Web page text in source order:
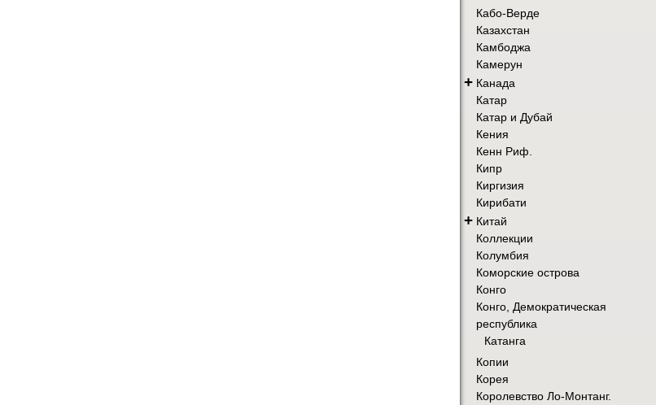
Кабо-Верде
Казахстан
Камбоджа
Камерун
+ Канада
Катар
Катар и Дубай
Кения
Кенн Риф.
Кипр
Киргизия
Кирибати
+ Китай
Коллекции
Колумбия
Коморские острова
Конго
Конго, Демократическая
республика
Катанга
Копии
Корея
Королевство Ло-Монтанг.